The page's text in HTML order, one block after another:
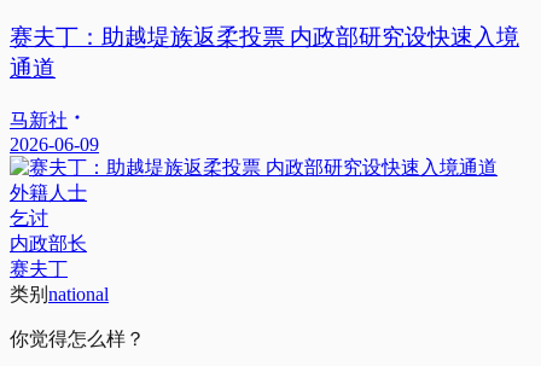
赛夫丁：助越堤族返柔投票 内政部研究设快速入境
通道
马新社
2026-06-09
外籍人士
乞讨
内政部长
赛夫丁
类别 national
你觉得怎么样？